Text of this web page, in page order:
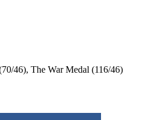
46), The War Medal (116/46)